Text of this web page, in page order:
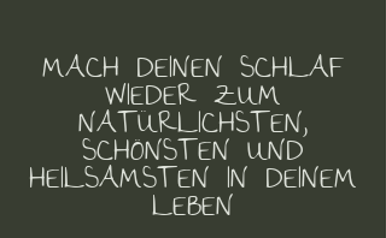
MACH DEINEN SCHLAF
WIEDER ZUM
NATÜRLICHSTEN,
SCHÖNSTEN UND
HEILSAMSTEN IN DEINEM
LEBEN